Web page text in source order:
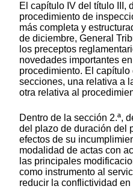
El capítulo IV del título III,
procedimiento de
más completa y
de diciembre, General
los preceptos
novedades importantes
procedimiento. El
secciones, una relativa a
otra relativa al
Dentro de la sección 2.ª,
del plazo de duración del
efectos de su
modalidad de actas con
las principales
como instrumento al
reducir la conflictividad